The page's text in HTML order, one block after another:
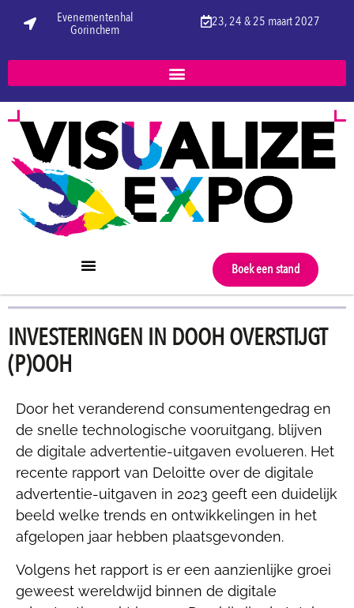
Evenementenhal
Gorinchem
23, 24 & 25 maart 2027
Boek een stand
INVESTERINGEN IN DOOH OVERSTIJGT
(P)OOH
Door het veranderend consumentengedrag en
de snelle technologische vooruitgang, blijven
de digitale advertentie-uitgaven evolueren. Het
recente rapport van Deloitte over de digitale
advertentie-uitgaven in 2023 geeft een duidelijk
beeld welke trends en ontwikkelingen in het
afgelopen jaar hebben plaatsgevonden.
Volgens het rapport is er een aanzienlijke groei
geweest wereldwijd binnen de digitale